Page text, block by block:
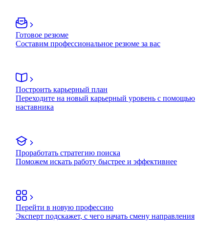
Готовое резюме
Составим профессиональное резюме за вас
Построить карьерный план
Переходите на новый карьерный уровень с помощью
наставника
Проработать стратегию поиска
Поможем искать работу быстрее и эффективнее
Перейти в новую профессию
Эксперт подскажет, с чего начать смену направления